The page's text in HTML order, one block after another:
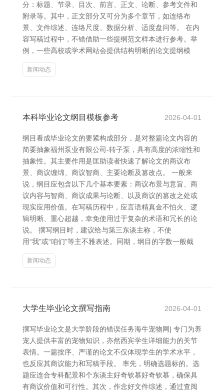
分：标题、节录、目次、前言、正文、论断、参考文件和
附录等。其中，正文部分又可分为多个章节，如连络布
景、文件综述、连络尺度、数据分析、适度盘问等。 在内
容写稿过程中，不错借助一些提纲范文样本进行参考。举
例，一些高校或学术网站会提供结构明晰的论文提纲模
新闻动态
本科毕业论文纲目模板参考 2026-04-01
纲目看成毕业论文的要紧构成部分，是对整篇论文内容的
简要抽象福州泵业有限公司-转子泵，具有高度的浓缩性和
抽象性。其主要作用是匡助读者快速了解论文的商议布
景、商议缠绵、商议智商、主要论断及篡改点。 一般来
说，纲目应包含以下几个基本要素：商议布景与意旨、商
议内容与智商、商议成果与论断、以及商议的篡改之处或
现实应用价值。在写稿历程中，应言语精真金不怕火、逻
辑明晰、重心超越，幸免使用过于复杂的术语和冗长的论
说。 撰写纲目时，建议给与第三东谈主称，不使
用“我”或“咱们”等主不雅表述。同期，纲目的字数一般截
新闻动态
大学生毕业论文撰写指南 2026-04-01
撰写毕业论文是大学阶段的错误任务海牛宠物网| 专门为养
宠人提供丰富的宠物知识，亦然西宾学生详细能力的关节
表情。一篇按序、严谨的论文不仅体现学生的学术水平，
也反应其商议能力和写稿手段。 率先，明确选题标的。选
题应连合专科配景和个东谈主好奇钦慕好奇钦慕，确保具
有商议价值和可行性。其次，作念好文件综述，通过查阅